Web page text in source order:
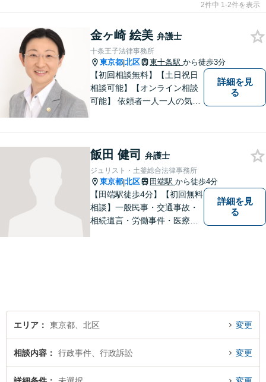
2件中 1-2件を表示
金ヶ崎 絵美 弁護士
十条王子法律事務所
東京都|北区 東十条駅 から徒歩3分
【初回相談無料】【土日祝日
相談可能】【オンライン相談
可能】 依頼者一人一人の気持
方より、元気になった・安心
したという声をいただいてお
ります。
詳細を見
る
飯田 健司 弁護士
ジュリスト・土釜総合法律事務所
東京都|北区 田端駅 から徒歩4分
【田端駅徒歩4分】【初回無料
相談】一般民事・交通事故・
相続遺言・労働事件・医療問
詳細を見
る
エリア 東京都、北区 変更
相談内容 行政事件、行政訴訟 変更